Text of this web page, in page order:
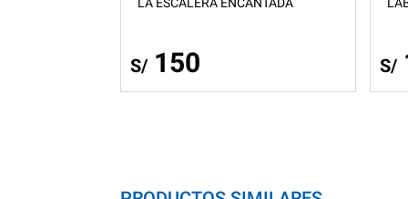
LA ESCALERA ENCANTADA
S/ 150 S/